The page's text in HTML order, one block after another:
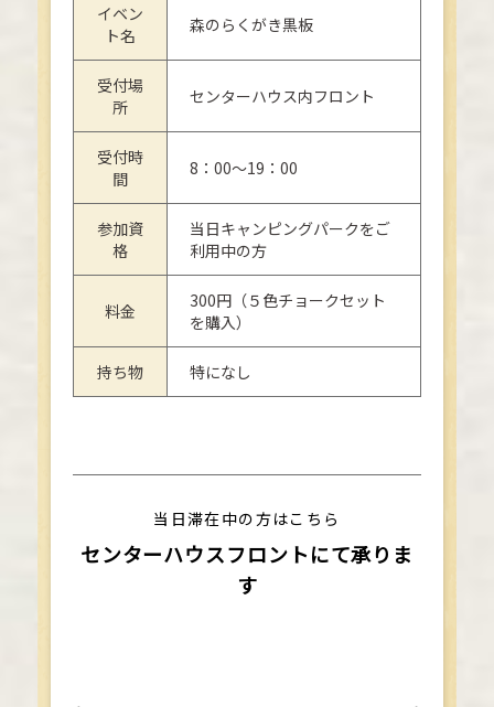
イベン
ト名
森のらくがき黒板
受付場
所
センターハウス内フロント
受付時
間
8：00～19：00
参加資
格
当日キャンピングパークをご
利用中の方
料金
300円（５色チョークセット
を購入）
持ち物 特になし
当日滞在中の方はこちら
センターハウスフロントにて承りま
す